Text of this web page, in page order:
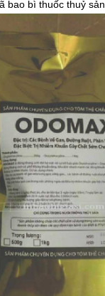
bao bì thuốc thuỷ sản